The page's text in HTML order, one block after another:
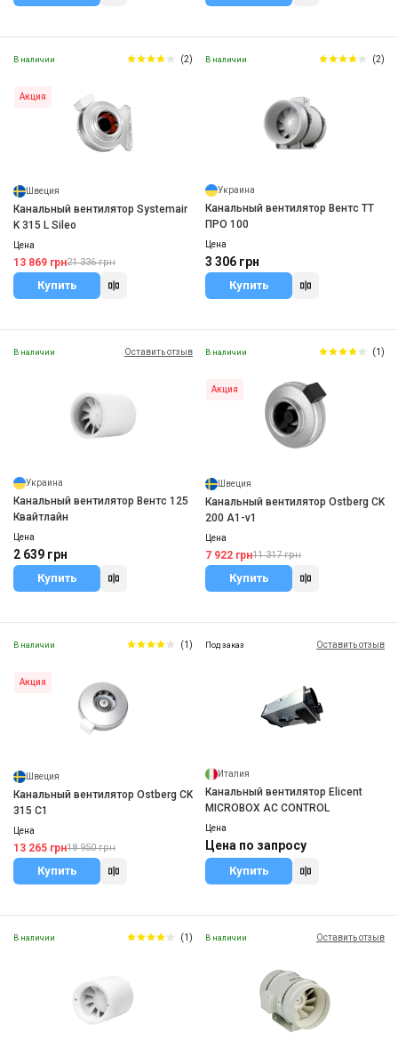
В наличии (2)
Акция
Швеция
Канальный вентилятор Systemair
K 315 L Sileo
Цена
13 869 грн21 336 грн
Купить
В наличии (2)
Украина
Канальный вентилятор Вентс ТТ
ПРО 100
Цена
3 306 грн
Купить
В наличии Оставить отзыв
Украина
Канальный вентилятор Вентс 125
Квайтлайн
Цена
2 639 грн
Купить
В наличии (1)
Акция
Швеция
Канальный вентилятор Ostberg CK
200 A1-v1
Цена
7 922 грн11 317 грн
Купить
В наличии (1)
Акция
Швеция
Канальный вентилятор Ostberg CK
315 C1
Цена
13 265 грн18 950 грн
Купить
Под заказ Оставить отзыв
Италия
Канальный вентилятор Elicent
MICROBOX AC CONTROL
Цена
Цена по запросу
Купить
В наличии (1) В наличии Оставить отзыв